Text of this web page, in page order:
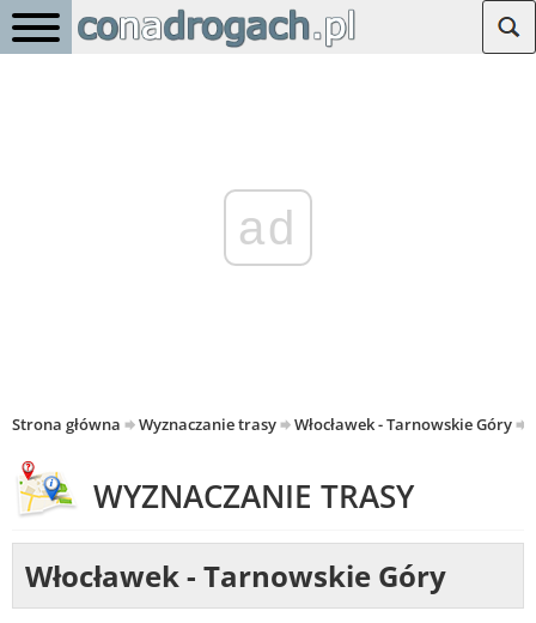
ad
Strona główna Wyznaczanie trasy Włocławek - Tarnowskie Góry
WYZNACZANIE TRASY
Włocławek - Tarnowskie Góry